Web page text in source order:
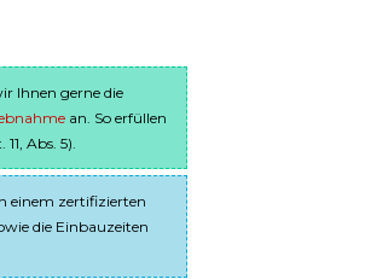
Ihnen gerne die
an. So erfüllen
Abs. 5).
einem zertifizierten
die Einbauzeiten